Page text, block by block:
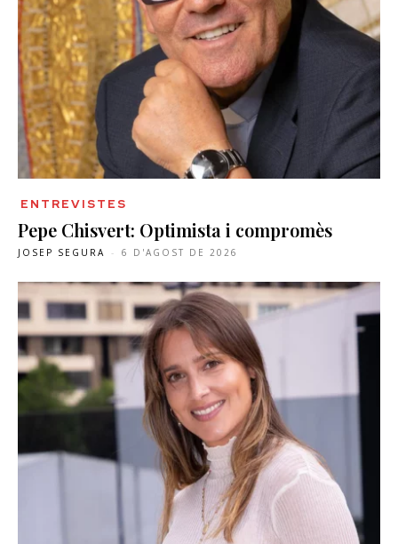
ENTREVISTES
Pepe Chisvert: Optimista i compromès
JOSEP SEGURA - 6 D'AGOST DE 2026